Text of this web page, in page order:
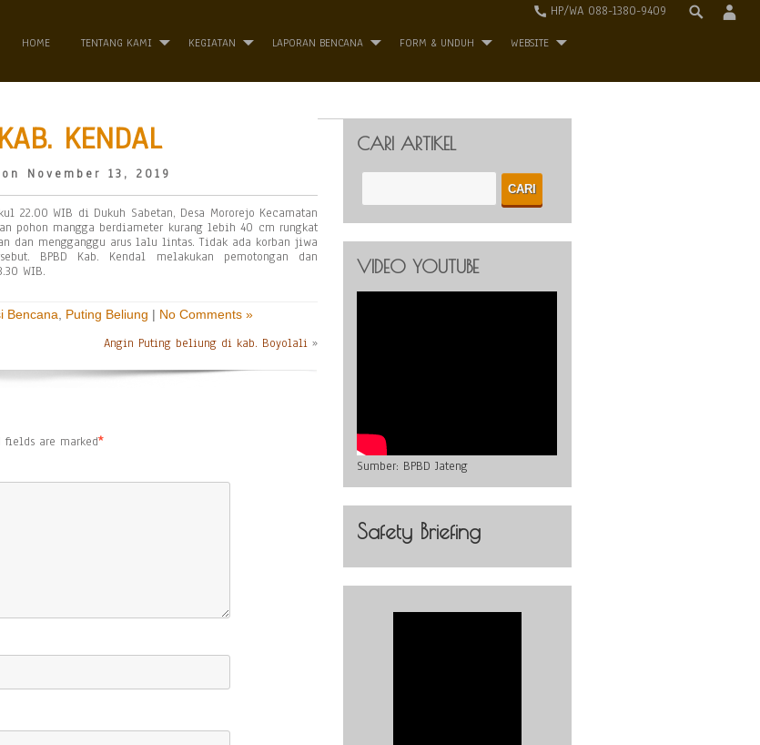
HP/WA 088-1380-9409
HOME TENTANG KAMI KEGIATAN LAPORAN BENCANA FORM & UNDUH WEBSITE
KENDAL
November 13, 2019
22.00 WIB di Dukuh Sabetan, Desa Mororejo Kecamatan
pohon mangga berdiameter kurang lebih 40 cm rungkat
dan mengganggu arus lalu lintas. Tidak ada korban jiwa
BPBD Kab. Kendal melakukan pemotongan dan
WIB.
Bencana Puting Beliung | No Comments »
Angin Puting beliung di kab. Boyolali »
fields are marked*
CARI ARTIKEL
VIDEO YOUTUBE
Sumber: BPBD Jateng
Safety Briefing